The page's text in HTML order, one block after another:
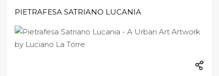
PIETRAFESA SATRIANO LUCANIA